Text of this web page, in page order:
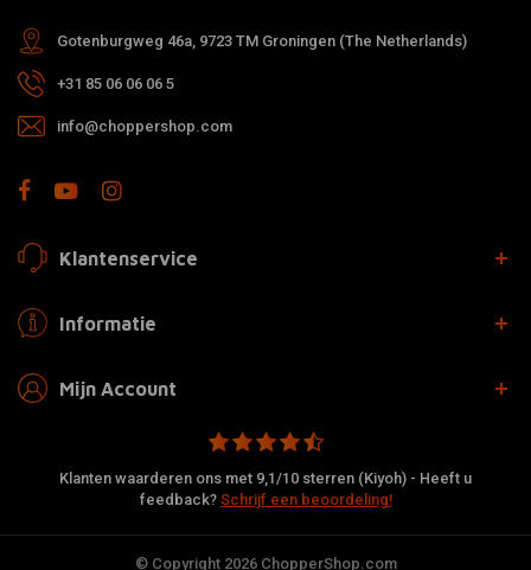
Gotenburgweg 46a, 9723 TM Groningen (The Netherlands)
+31 85 06 06 06 5
info@choppershop.com
Klantenservice
Informatie
Mijn Account
Klanten waarderen ons met 9,1/10 sterren (Kiyoh) - Heeft u
feedback? Schrijf een beoordeling!
© Copyright 2026 ChopperShop.com